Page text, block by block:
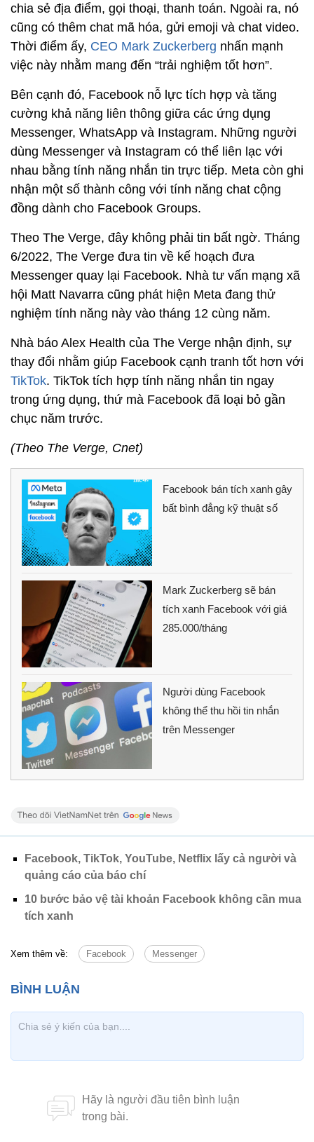
chia sẻ địa điểm, gọi thoại, thanh toán. Ngoài ra, nó
cũng có thêm chat mã hóa, gửi emoji và chat video.
Thời điểm ấy, CEO Mark Zuckerberg nhấn mạnh
việc này nhằm mang đến “trải nghiệm tốt hơn”.
Bên cạnh đó, Facebook nỗ lực tích hợp và tăng
cường khả năng liên thông giữa các ứng dụng
Messenger, WhatsApp và Instagram. Những người
dùng Messenger và Instagram có thể liên lạc với
nhau bằng tính năng nhắn tin trực tiếp. Meta còn ghi
nhận một số thành công với tính năng chat cộng
đồng dành cho Facebook Groups.
Theo The Verge, đây không phải tin bất ngờ. Tháng
6/2022, The Verge đưa tin về kế hoạch đưa
Messenger quay lại Facebook. Nhà tư vấn mạng xã
hội Matt Navarra cũng phát hiện Meta đang thử
nghiệm tính năng này vào tháng 12 cùng năm.
Nhà báo Alex Health của The Verge nhận định, sự
thay đổi nhằm giúp Facebook cạnh tranh tốt hơn với
TikTok. TikTok tích hợp tính năng nhắn tin ngay
trong ứng dụng, thứ mà Facebook đã loại bỏ gần
chục năm trước.
(Theo The Verge, Cnet)
Facebook bán tích xanh gây
bất bình đẳng kỹ thuật số
Mark Zuckerberg sẽ bán
tích xanh Facebook với giá
285.000/tháng
Người dùng Facebook
không thể thu hồi tin nhắn
trên Messenger
Facebook, TikTok, YouTube, Netflix lấy cả người và
quảng cáo của báo chí
10 bước bảo vệ tài khoản Facebook không cần mua
tích xanh
Xem thêm về: Facebook Messenger